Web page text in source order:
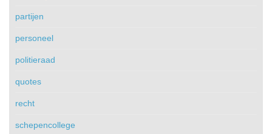
partijen
personeel
politieraad
quotes
recht
schepencollege